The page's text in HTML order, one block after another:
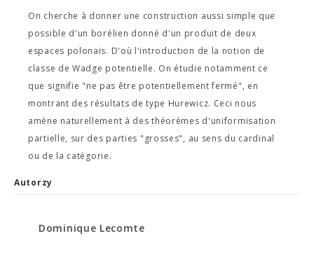
On cherche à donner une construction aussi simple que
possible d'un borélien donné d'un produit de deux
espaces polonais. D'où l'introduction de la notion de
classe de Wadge potentielle. On étudie notamment ce
que signifie "ne pas être potentiellement fermé", en
montrant des résultats de type Hurewicz. Ceci nous
amène naturellement à des théorèmes d'uniformisation
partielle, sur des parties "grosses", au sens du cardinal
ou de la catégorie.
Autorzy
Dominique Lecomte